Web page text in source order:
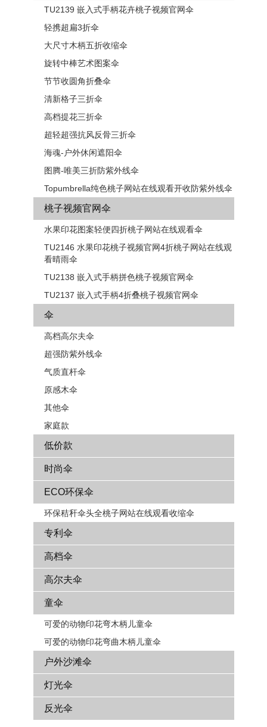
TU2139 嵌入式手柄花卉​​桃子视频官网伞
轻携超扁3折伞
大尺寸木柄五折收缩伞
旋转中棒艺术图案伞
节节收圆角折叠伞
清新格子三折伞
高档提花三折伞
超轻超强抗风反骨三折伞
海魂-户外休闲遮阳伞
图腾-唯美三折防紫外线伞
Topumbrella纯色桃子网站在线观看开收防紫外线伞
桃子视频官网伞
水果印花图案轻便四折桃子网站在线观看伞
TU2146 水果印花桃子视频官网4折桃子网站在线观
看晴雨伞
TU2138 嵌入式手柄拼色​​桃子视频官网伞
TU2137 嵌入式手柄4折叠桃子视频官网伞
伞
高档高尔夫伞
超强防紫外线伞
气质直杆伞
原感木伞
其他伞
家庭款
低价款
时尚伞
ECO环保伞
环保秸秆伞头全桃子网站在线观看收缩伞
专利伞
高档伞
高尔夫伞
童伞
可爱的动物印花弯木柄儿童伞
可爱的动物印花弯曲木柄儿童伞
户外沙滩伞
灯光伞
反光伞